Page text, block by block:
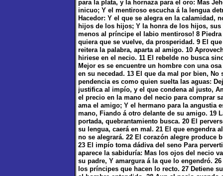
para la plata, y la hornaza para el oro: Mas
inicuo; Y el mentiroso escucha á la lengua
Hacedor: Y el que se alegra en la calamidad,
hijos de los hijos; Y la honra de los hijos, sus
menos al príncipe el labio mentiroso! 8
quiera que se vuelve, da prosperidad. 9 El
reitera la palabra, aparta al amigo. 10
hiriese en el necio. 11 El rebelde no busca
Mejor es se encuentre un hombre con una
en su necedad. 13 El que da mal por bien,
pendencia es como quien suelta las aguas:
justifica al impío, y el que condena al justo,
el precio en la mano del necio para comprar
ama el amigo; Y el hermano para la angustia
mano, Fiando á otro delante de su amigo. 19
portada, quebrantamiento busca. 20 El
su lengua, caerá en mal. 21 El que engendra
no se alegrará. 22 El corazón alegre produce
23 El impío toma dádiva del seno Para
aparece la sabiduría: Mas los ojos del necio
su padre, Y amargura á la que lo engendró.
los príncipes que hacen lo recto. 27 Detiene